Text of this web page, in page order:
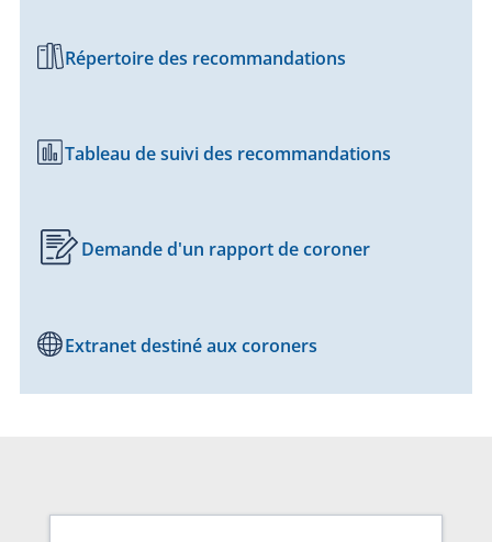
Répertoire des recommandations
Tableau de suivi des recommandations
Demande d'un rapport de coroner
Extranet destiné aux coroners